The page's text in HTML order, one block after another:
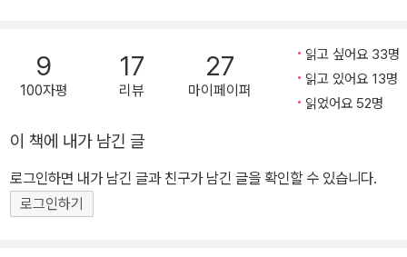
에 대한 발자크의 날카로운 통찰을 드러내고 있다. 모르소프 부인이
단지 연애 드라마의 주인공일 뿐 아니라 높은 수준의 지성의 소유자
임을 알려 준다. 등장인물들이 갖고 있는 이런 입체적인 모습이 리얼
는 비결일 것이다.
9
100자평
17
리뷰
27
마이페이퍼
읽고 싶어요 33명
읽고 있어요 13명
읽었어요 52명
이 책에 내가 남긴 글
로그인하면 내가 남긴 글과 친구가 남긴 글을 확인할 수 있습니다.
로그인하기